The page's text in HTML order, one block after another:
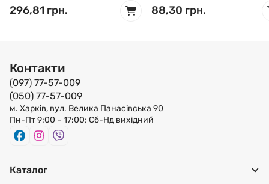
296,81 грн. 88,30 грн.
Контакти
(097) 77-57-009
(050) 77-57-009
м. Харків, вул. Велика Панасівська 90
Пн-Пт 9:00 – 17:00; Сб-Нд вихідний
Каталог